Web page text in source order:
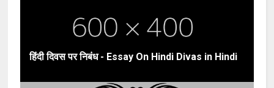
हिंदी दिवस पर निबंध - Essay On Hindi Divas in Hindi